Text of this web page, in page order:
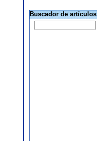
Buscador de artículos